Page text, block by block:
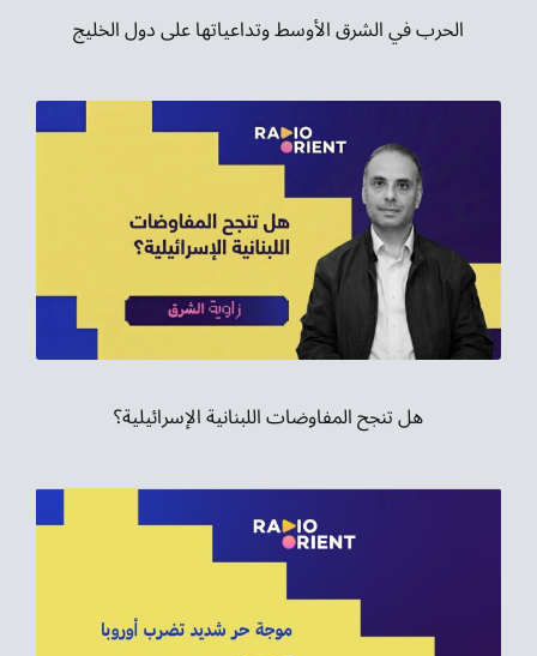
الحرب في الشرق الأوسط وتداعياتها على دول الخليج
هل تنجح المفاوضات اللبنانية الإسرائيلية؟